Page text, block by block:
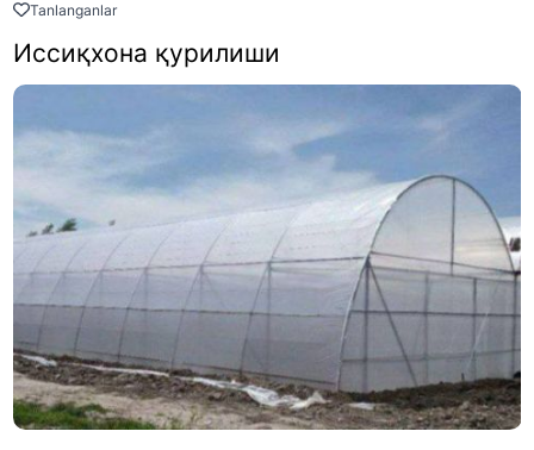
Tanlanganlar
Иссиқхона қурилиши